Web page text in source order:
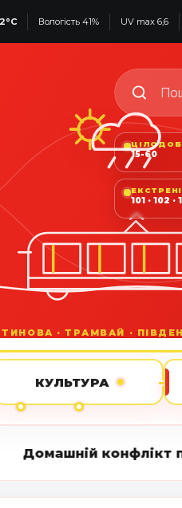
Вологість 41% UV max 6,6
15-60
101 · 102 ·
КУЛЬТУРА
привів до